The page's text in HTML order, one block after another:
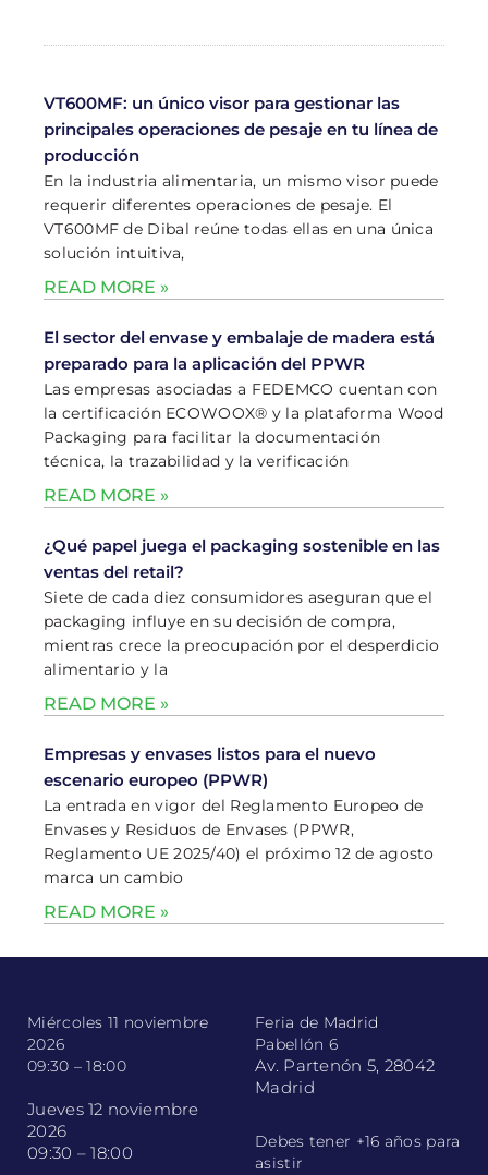
VT600MF: un único visor para gestionar las
principales operaciones de pesaje en tu línea de
producción
En la industria alimentaria, un mismo visor puede
requerir diferentes operaciones de pesaje. El
VT600MF de Dibal reúne todas ellas en una única
solución intuitiva,
READ MORE »
El sector del envase y embalaje de madera está
preparado para la aplicación del PPWR
Las empresas asociadas a FEDEMCO cuentan con
la certificación ECOWOOX® y la plataforma Wood
Packaging para facilitar la documentación
técnica, la trazabilidad y la verificación
READ MORE »
¿Qué papel juega el packaging sostenible en las
ventas del retail?
Siete de cada diez consumidores aseguran que el
packaging influye en su decisión de compra,
mientras crece la preocupación por el desperdicio
alimentario y la
READ MORE »
Empresas y envases listos para el nuevo
escenario europeo (PPWR)
La entrada en vigor del Reglamento Europeo de
Envases y Residuos de Envases (PPWR,
Reglamento UE 2025/40) el próximo 12 de agosto
marca un cambio
READ MORE »
Miércoles 11 noviembre
2026
09:30 – 18:00
Jueves 12 noviembre
2026
09:30 – 18:00
Feria de Madrid
Pabellón 6
Av. Partenón 5, 28042
Madrid
Debes tener +16 años para
asistir